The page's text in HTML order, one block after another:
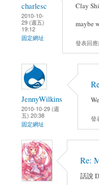
charlesc
2010-10-
29 (週五)
19:12
固定網址
Clay
maybe
發表回
JennyWilkins
2010-10-29 (週
五) 20:38
固定網址
發
Re:
話說